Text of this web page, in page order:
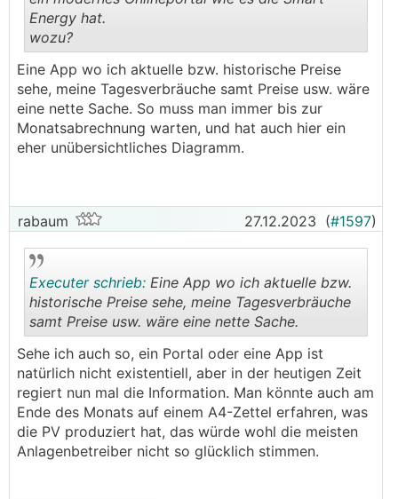
..
Energy hat.
wozu?
Eine App wo ich aktuelle bzw. historische Preise
sehe, meine Tagesverbräuche samt Preise usw. wäre
eine nette Sache. So muss man immer bis zur
Monatsabrechnung warten, und hat auch hier ein
eher unübersichtliches Diagramm.
rabaum 27.12.2023 (#1597)
..
Executer schrieb: Eine App wo ich aktuelle bzw.
historische Preise sehe, meine Tagesverbräuche
samt Preise usw. wäre eine nette Sache.
Sehe ich auch so, ein Portal oder eine App ist
natürlich nicht existentiell, aber in der heutigen Zeit
regiert nun mal die Information. Man könnte auch am
Ende des Monats auf einem A4-Zettel erfahren, was
die PV produziert hat, das würde wohl die meisten
Anlagenbetreiber nicht so glücklich stimmen.